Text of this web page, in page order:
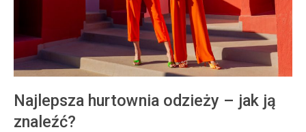
Najlepsza hurtownia odzieży – jak ją
znaleźć?